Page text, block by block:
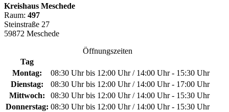
Kreishaus Meschede
Raum: 497
Steinstraße 27
59872 Meschede
Öffnungszeiten
Tag
Montag:
08:30 Uhr bis 12:00 Uhr / 14:00 Uhr - 15:30 Uhr
Dienstag:
08:30 Uhr bis 12:00 Uhr / 14:00 Uhr - 17:00 Uhr
Mittwoch:
08:30 Uhr bis 12:00 Uhr / 14:00 Uhr - 15:30 Uhr
Donnerstag: 08:30 Uhr bis 12:00 Uhr / 14:00 Uhr - 15:30 Uhr